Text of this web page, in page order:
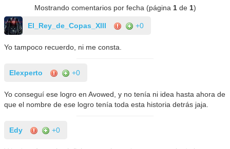
Mostrando comentarios por fecha (página 1de 1)
El_Rey_de_Copas_XIII +0
Yo tampoco recuerdo, ni me consta.
Elexperto +0
Yo conseguí ese logro en Avowed, y no tenía ni idea hasta ahora de
que el nombre de ese logro tenía toda esta historia detrás jaja.
Edy +0